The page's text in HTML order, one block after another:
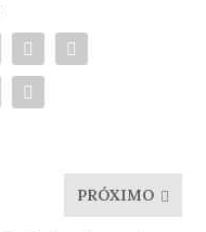
PRÓXIMO